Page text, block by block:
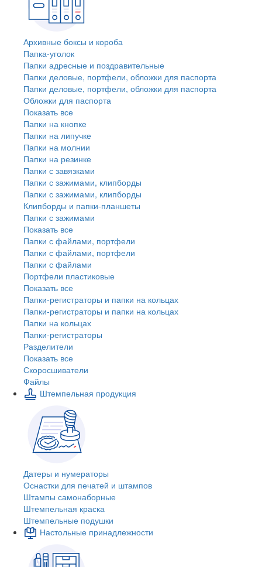
Архивные боксы и короба
Папка-уголок
Папки адресные и поздравительные
Папки деловые, портфели, обложки для паспорта
Папки деловые, портфели, обложки для паспорта
Обложки для паспорта
Показать все
Папки на кнопке
Папки на липучке
Папки на молнии
Папки на резинке
Папки с завязками
Папки с зажимами, клипборды
Папки с зажимами, клипборды
Клипборды и папки-планшеты
Папки с зажимами
Показать все
Папки с файлами, портфели
Папки с файлами, портфели
Папки с файлами
Портфели пластиковые
Показать все
Папки-регистраторы и папки на кольцах
Папки-регистраторы и папки на кольцах
Папки на кольцах
Папки-регистраторы
Разделители
Показать все
Скоросшиватели
Файлы
Штемпельная продукция
Датеры и нумераторы
Оснастки для печатей и штампов
Штампы самонаборные
Штемпельная краска
Штемпельные подушки
Настольные принадлежности